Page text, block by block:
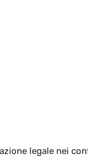
legale nei